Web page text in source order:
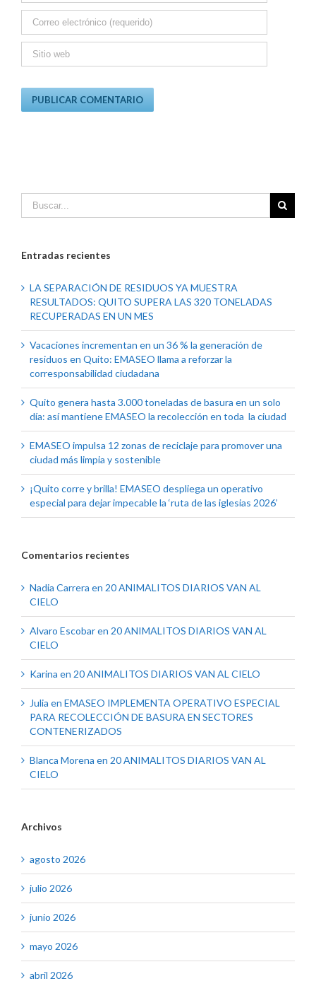
Entradas recientes
LA SEPARACIÓN DE RESIDUOS YA MUESTRA
RESULTADOS: QUITO SUPERA LAS 320 TONELADAS
RECUPERADAS EN UN MES
Vacaciones incrementan en un 36 % la generación de
residuos en Quito: EMASEO llama a reforzar la
corresponsabilidad ciudadana
Quito genera hasta 3.000 toneladas de basura en un solo
día: así mantiene EMASEO la recolección en toda la ciudad
EMASEO impulsa 12 zonas de reciclaje para promover una
ciudad más limpia y sostenible
¡Quito corre y brilla! EMASEO despliega un operativo
especial para dejar impecable la ‘ruta de las iglesias 2026’
Comentarios recientes
Nadia Carrera en 20 ANIMALITOS DIARIOS VAN AL
CIELO
Alvaro Escobaren 20 ANIMALITOS DIARIOS VAN AL
CIELO
Karina en 20 ANIMALITOS DIARIOS VAN AL CIELO
Julia en EMASEO IMPLEMENTA OPERATIVO ESPECIAL
PARA RECOLECCIÓN DE BASURA EN SECTORES
CONTENERIZADOS
Blanca Morena en 20 ANIMALITOS DIARIOS VAN AL
CIELO
Archivos
agosto 2026
julio 2026
junio 2026
mayo 2026
abril 2026